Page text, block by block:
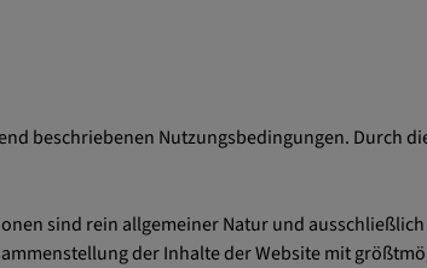
beschriebenen Nutzungsbedingungen. Durch
sind rein allgemeiner Natur und
der Inhalte der Website mit